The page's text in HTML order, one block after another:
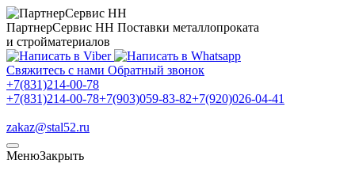
ПартнерСервис НН Поставки металлопроката
и стройматериалов
Свяжитесь с нами Обратный звонок
+7(831)214-00-78
+7(831)214-00-78+7(903)059-83-82+7(920)026-04-41
zakaz@stal52.ru
МенюЗакрыть